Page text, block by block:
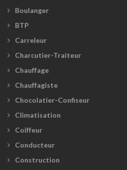
Boulanger
BTP
Carreleur
Charcutier-Traiteur
Chauffage
Chauffagiste
Chocolatier-Confiseur
Climatisation
Coiffeur
Conducteur
Construction